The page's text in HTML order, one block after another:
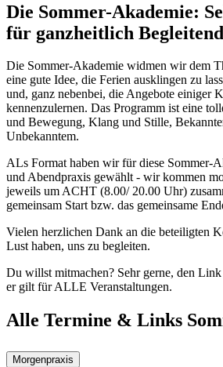
Die Sommer-Akademie:
für ganzheitlich
Die Sommer-Akademie widmen wir dem
eine gute Idee, die Ferien ausklingen zu
und, ganz nebenbei, die Angebote einiger
kennenzulernen. Das Programm ist eine
und Bewegung, Klang und Stille,
Unbekanntem.
ALs Format haben wir für diese Sommer-
und Abendpraxis gewählt - wir kommen
jeweils um ACHT (8.00/ 20.00 Uhr)
gemeinsam Start bzw. das gemeinsame
Vielen herzlichen Dank an die beteiligten
Lust haben, uns zu begleiten.
Du willst mitmachen? Sehr gerne, den
er gilt für ALLE Veranstaltungen.
Alle Termine & Links
Morgenpraxis